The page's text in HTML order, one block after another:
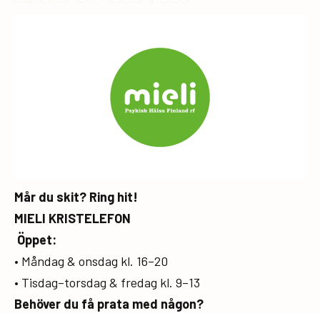
Mår du skit? Ring hit!
MIELI KRISTELEFON
Öppet:
• Måndag & onsdag kl. 16–20
• Tisdag–torsdag & fredag kl. 9–13
Behöver du få prata med någon?